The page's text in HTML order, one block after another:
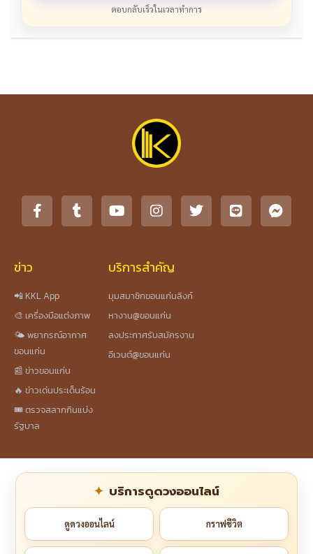
ตอบกลับเร็วในเวลาทำการ
ข่าว
📲 KKL App
🎨 เครื่องมือแต่งภาพ
🌤️ พยากรณ์อากาศ
ขอนแก่น
📰 ข่าวขอนแก่น
🔥 ข่าวเด่นประเด็นร้อน
🎟️ ตรวจสลากกินแบ่ง
รัฐบาล
บริการสำคัญ
มุมสมาชิกขอนแก่นลิงก์
หางาน@ขอนแก่น
ลงประกาศรับสมัครงาน
อีเวนต์@ขอนแก่น
บริการดูดวงออนไลน์
ดูดวงออนไลน์ กราฟชีวิต